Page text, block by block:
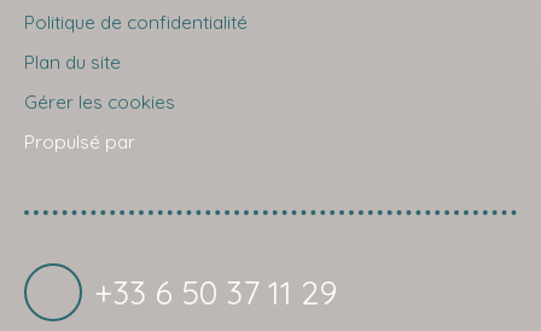
Politique de confidentialité
Plan du site
Gérer les cookies
Propulsé par
+33 6 50 37 11 29